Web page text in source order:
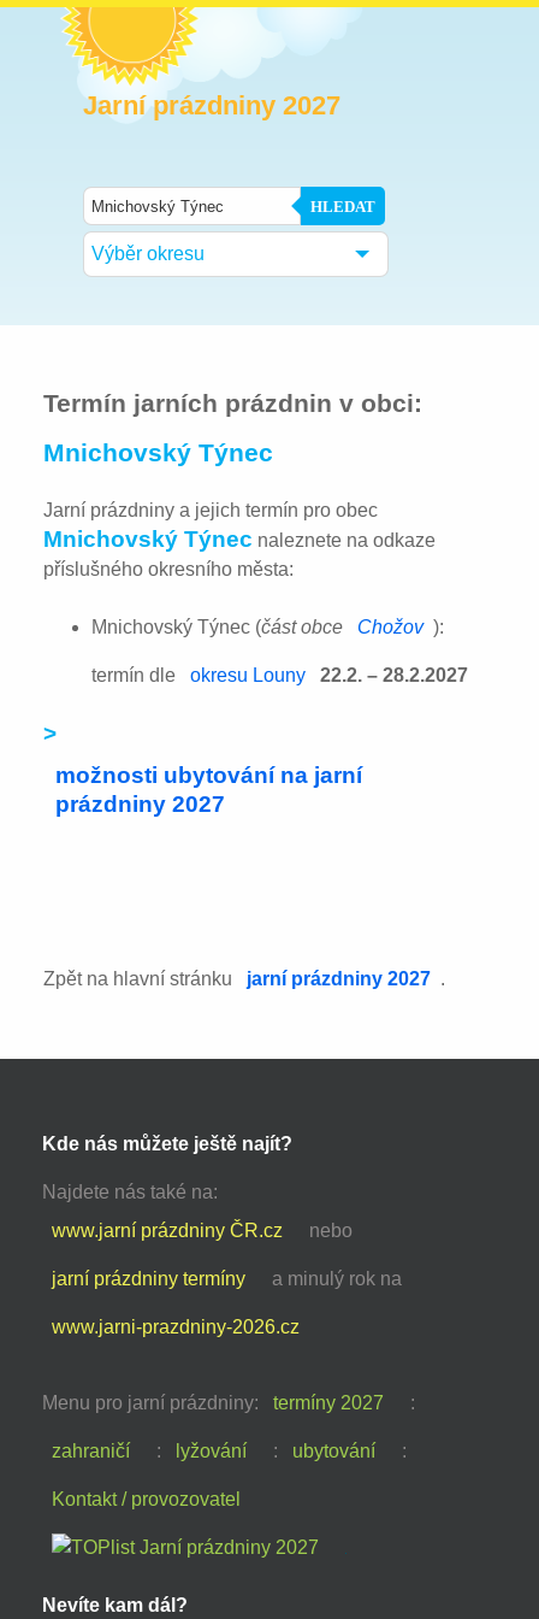
Jarní prázdniny 2027
HLEDAT
Výběr okresu
Termín jarních prázdnin v obci:
Mnichovský Týnec
Jarní prázdniny a jejich termín pro obec
Mnichovský Týnec naleznete na odkaze
příslušného okresního města:
Mnichovský Týnec (část obce Chožov ):
termín dle okresu Louny 22.2. – 28.2.2027
>
možnosti ubytování na jarní
prázdniny 2027
Zpět na hlavní stránku jarní prázdniny 2027 .
Kde nás můžete ještě najít?
Najdete nás také na:
www.jarní prázdniny ČR.cz
nebo
jarní prázdniny termíny a minulý rok na
www.jarni-prazdniny-2026.cz
Menu pro jarní prázdniny: termíny 2027 :
zahraničí : lyžování : ubytování :
Kontakt / provozovatel
Nevíte kam dál?